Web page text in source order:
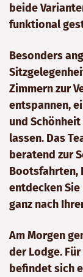
beide
funktional
Besonders
Zimmern zur
entspannen,
und Schönheit
lassen. Das
beratend zur
Bootsfahrten,
entdecken
ganz nach
Am Morgen
der Lodge.
befindet sich